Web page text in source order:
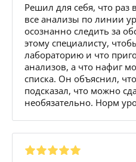
Решил для себя, что раз
все анализы по линии
осознанно следить за
этому специалисту,
лабораторию и что
анализов, а что нафиг
списка. Он объяснил,
подсказал, что можно
необязательно. Норм